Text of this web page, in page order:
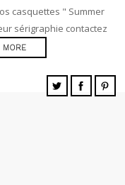
casquettes " Summer
sérigraphie contactez
MORE